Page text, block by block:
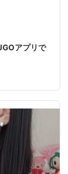
アプリで